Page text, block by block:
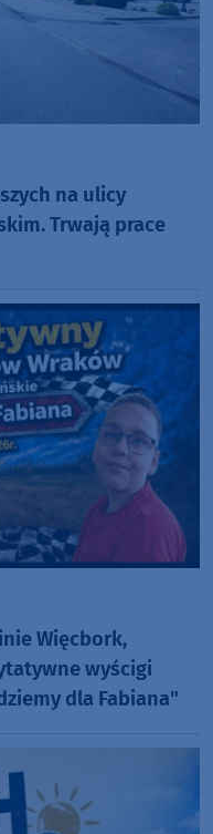
na ulicy
Trwają prace
Więcbork,
wyścigi
dla Fabiana"